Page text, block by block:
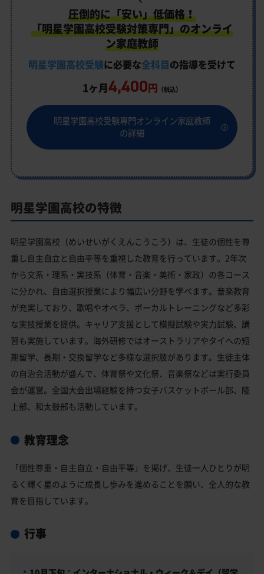
圧倒的に「安い」低価格！
「明星学園高校受験対策専門」のオンライ
ン家庭教師
明星学園高校受験に必要な全科目の指導を受けて
1ヶ月4,400円 （税込）
明星学園高校受験専門オンライン家庭教師
の詳細
明星学園高校の特徴
明星学園高校（めいせいがくえんこうこう）は、生徒の個性を尊
重し自主自立と自由平等を重視した教育を行っています。2年次
から文系・理系・実技系（体育・音楽・美術・家政）の各コース
に分かれ、自由選択授業により幅広い分野を学べます。音楽教育
が充実しており、歌唱やオペラ、ボーカルトレーニングなど多彩
な実技授業を提供。キャリア支援として模擬試験や実力試験、講
習も実施しています。海外研修ではオーストラリアやタイへの短
期留学、長期・交換留学など多様な選択肢があります。生徒主体
の自治会活動が盛んで、体育祭や文化祭、音楽祭などは実行委員
会が運営。全国大会出場経験を持つ女子バスケットボール部、陸
上部、和太鼓部も活動しています。
教育理念
「個性尊重・自主自立・自由平等」を掲げ、生徒一人ひとりが明
るく輝く星のように成長し歩みを進めることを願い、全人的な教
育を目指しています。
行事